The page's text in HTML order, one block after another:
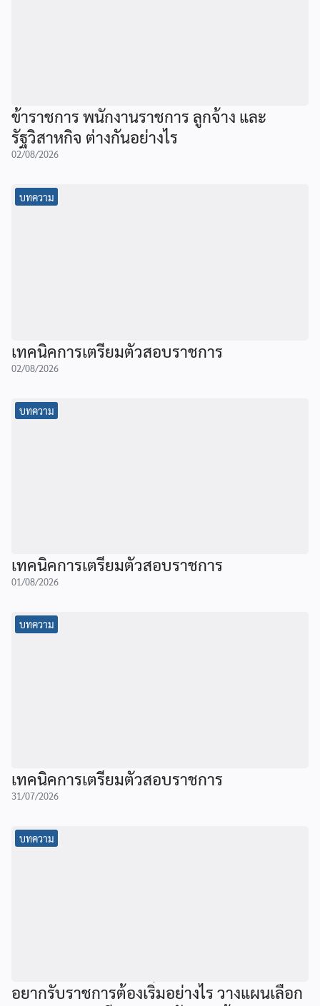
ข้าราชการ พนักงานราชการ ลูกจ้าง และ
รัฐวิสาหกิจ ต่างกันอย่างไร
02/08/2026
บทความ
เทคนิคการเตรียมตัวสอบราชการ
02/08/2026
บทความ
เทคนิคการเตรียมตัวสอบราชการ
01/08/2026
บทความ
เทคนิคการเตรียมตัวสอบราชการ
31/07/2026
บทความ
อยากรับราชการต้องเริ่มอย่างไร วางแผนเลือก